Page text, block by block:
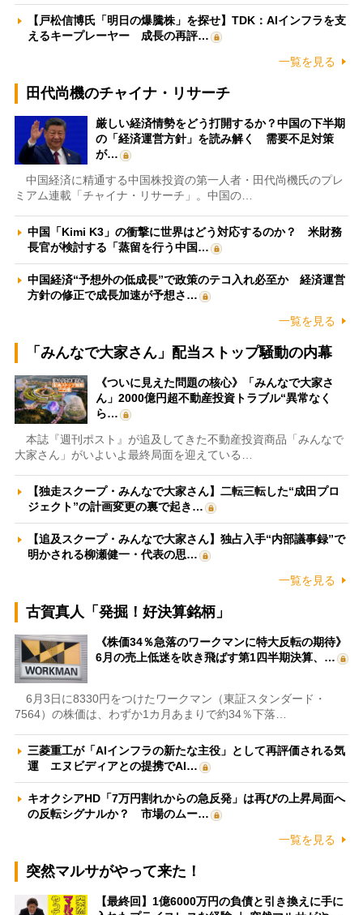
【戸松信博氏「明日の爆騰株」を探せ】TDK：AIインフラを支
えるキープレーヤー 成長の再評…
一覧を見る
田代尚機のチャイナ・リサーチ
厳しい経済情勢をどう打開するか？中国の下半期
の「経済運営方針」を読み解く 需要不足対策
が…
中国経済に精通する中国株投資の第一人者・田代尚機氏のプレ
ミアム連載「チャイナ・リサーチ」。中国の…
中国「Kimi K3」の衝撃に世界はどう対応するのか？ 米財務
長官が検討する「蒸留を行う中国…
中国経済“予想外の低成長”で政策のテコ入れ必至か 経済運営
方針の修正で成長加速が予想さ…
一覧を見る
「みんなで大家さん」配当ストップ騒動の内幕
《ついに見えた問題の核心》「みんなで大家さ
ん」2000億円超不動産投資トラブル“異常なく
ら…
本誌『週刊ポスト』が追及してきた不動産投資商品「みんなで
大家さん」がいよいよ最終局面を迎えている…
【独走スクープ・みんなで大家さん】二転三転した“成田プロ
ジェクト”の計画変更の裏で起き…
【追及スクープ・みんなで大家さん】独占入手“内部議事録”で
明かされる柳瀬健一・代表の思…
一覧を見る
古賀真人「発掘！好決算銘柄」
《株価34％急落のワークマンに特大反転の期待》
6月の売上低迷を吹き飛ばす第1四半期決算、…
6月3日に8330円をつけたワークマン（東証スタンダード・
7564）の株価は、わずか1カ月あまりで約34％下落…
三菱重工が「AIインフラの新たな主役」として再評価される気
運 エヌビディアとの提携でAI…
キオクシアHD「7万円割れからの急反発」は再びの上昇局面へ
の反転シグナルか？ 市場のムー…
一覧を見る
突然マルサがやって来た！
【最終回】1億6000万円の負債と引き換えに手に